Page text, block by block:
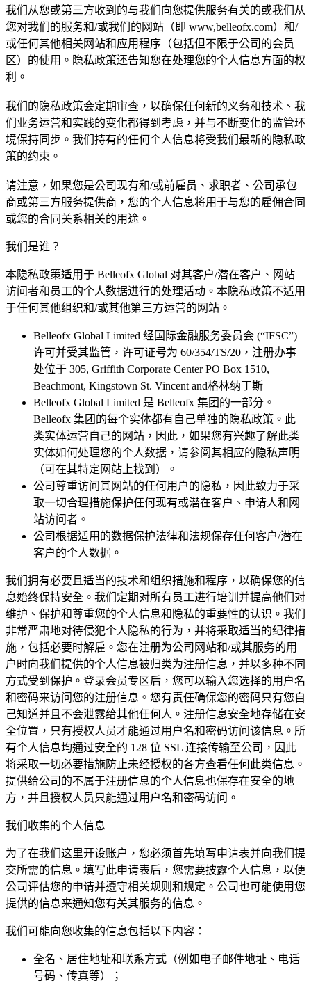
我们从您或第三方收到的与我们向您提供服务有关的或我们从
您对我们的服务和/或我们的网站（即 www,belleofx.com）和/
或任何其他相关网站和应用程序（包括但不限于公司的会员
区）的使用。隐私政策还告知您在处理您的个人信息方面的权
利。
我们的隐私政策会定期审查，以确保任何新的义务和技术、我
们业务运营和实践的变化都得到考虑，并与不断变化的监管环
境保持同步。我们持有的任何个人信息将受我们最新的隐私政
策的约束。
请注意，如果您是公司现有和/或前雇员、求职者、公司承包
商或第三方服务提供商，您的个人信息将用于与您的雇佣合同
或您的合同关系相关的用途。
我们是谁？
本隐私政策适用于 Belleofx Global 对其客户/潜在客户、网站
访问者和员工的个人数据进行的处理活动。本隐私政策不适用
于任何其他组织和/或其他第三方运营的网站。
Belleofx Global Limited 经国际金融服务委员会 (“IFSC”)
许可并受其监管，许可证号为 60/354/TS/20，注册办事
处位于 305, Griffith Corporate Center PO Box 1510,
Beachmont, Kingstown St. Vincent and格林纳丁斯
Belleofx Global Limited 是 Belleofx 集团的一部分。
Belleofx 集团的每个实体都有自己单独的隐私政策。此
类实体运营自己的网站，因此，如果您有兴趣了解此类
实体如何处理您的个人数据，请参阅其相应的隐私声明
（可在其特定网站上找到）。
公司尊重访问其网站的任何用户的隐私，因此致力于采
取一切合理措施保护任何现有或潜在客户、申请人和网
站访问者。
公司根据适用的数据保护法律和法规保存任何客户/潜在
客户的个人数据。
我们拥有必要且适当的技术和组织措施和程序，以确保您的信
息始终保持安全。我们定期对所有员工进行培训并提高他们对
维护、保护和尊重您的个人信息和隐私的重要性的认识。我们
非常严肃地对待侵犯个人隐私的行为，并将采取适当的纪律措
施，包括必要时解雇。您在注册为公司网站和/或其服务的用
户时向我们提供的个人信息被归类为注册信息，并以多种不同
方式受到保护。登录会员专区后，您可以输入您选择的用户名
和密码来访问您的注册信息。您有责任确保您的密码只有您自
己知道并且不会泄露给其他任何人。注册信息安全地存储在安
全位置，只有授权人员才能通过用户名和密码访问该信息。所
有个人信息均通过安全的 128 位 SSL 连接传输至公司，因此
将采取一切必要措施防止未经授权的各方查看任何此类信息。
提供给公司的不属于注册信息的个人信息也保存在安全的地
方，并且授权人员只能通过用户名和密码访问。
我们收集的个人信息
为了在我们这里开设账户，您必须首先填写申请表并向我们提
交所需的信息。填写此申请表后，您需要披露个人信息，以便
公司评估您的申请并遵守相关规则和规定。公司也可能使用您
提供的信息来通知您有关其服务的信息。
我们可能向您收集的信息包括以下内容：
全名、居住地址和联系方式（例如电子邮件地址、电话
号码、传真等）；